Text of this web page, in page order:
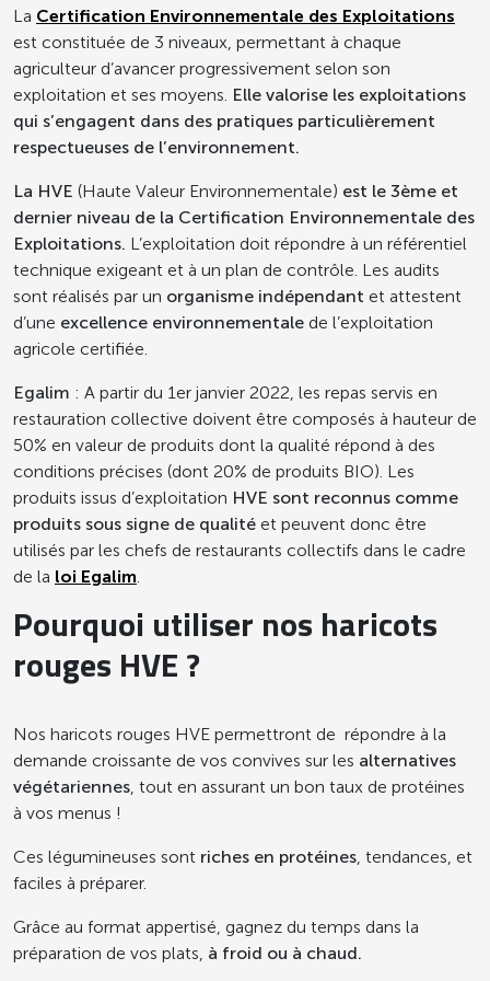
institution
Produits prêts à consommer, en
grammes (± 10%)
Selon les recommandations, les
légumes d’aucy ont une fréquence de
consommation sur 20 repas
consécutifs de 10/20 minimum (hors
personnes âgées en institution pour les
repas du soir) *
* GEMRCN = Groupe d’Etudes des
Marchés de Restauration Collective et
de Nutrition
La Certification Environnementale des Exploitations
est constituée de 3 niveaux, permettant à chaque
agriculteur d’avancer progressivement selon son
exploitation et ses moyens. Elle valorise les exploitations
qui s’engagent dans des pratiques particulièrement
respectueuses de l’environnement.
La HVE (Haute Valeur Environnementale) est le 3ème et
dernier niveau de la Certification Environnementale des
Exploitations. L’exploitation doit répondre à un référentiel
technique exigeant et à un plan de contrôle. Les audits
sont réalisés par un organisme indépendant et attestent
d’une excellence environnementale de l’exploitation
agricole certifiée.
Egalim : A partir du 1er janvier 2022, les repas servis en
restauration collective doivent être composés à hauteur de
50% en valeur de produits dont la qualité répond à des
conditions précises (dont 20% de produits BIO). Les
produits issus d’exploitation HVE sont reconnus comme
produits sous signe de qualité et peuvent donc être
utilisés par les chefs de restaurants collectifs dans le cadre
de la loi Egalim.
Pourquoi utiliser nos haricots
rouges HVE ?
Nos haricots rouges HVE permettront de répondre à la
demande croissante de vos convives sur les alternatives
végétariennes, tout en assurant un bon taux de protéines
à vos menus !
Ces légumineuses sont riches en protéines, tendances, et
faciles à préparer.
Grâce au format appertisé, gagnez du temps dans la
préparation de vos plats, à froid ou à chaud.